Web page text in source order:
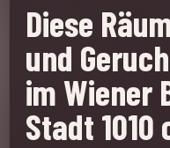
Diese
und
im Wiener
Stadt